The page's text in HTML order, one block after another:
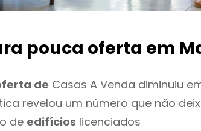
pouca oferta em
de Casas A Venda diminuiu
revelou um número que não
de edifícios licenciados